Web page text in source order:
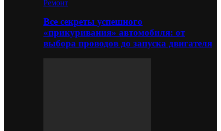
Ремонт
Все секреты успешного
«прикуривания» автомобиля: от
выбора проводов до запуска двигателя